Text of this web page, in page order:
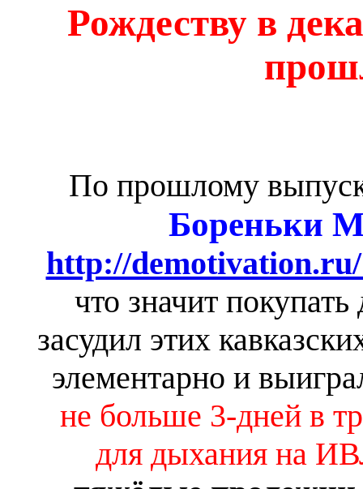
Рождеству в
По прошлому
Бореньки
http://
что значит
засудил этих
элементарно и
не больше 3-дней в
для дыхания на